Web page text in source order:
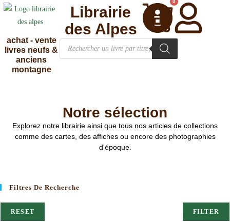
achat - vente
livres neufs &
anciens
montagne
0
Librairie
des Alpes
Notre sélection
Explorez notre librairie ainsi que tous nos articles de collections
comme des cartes, des affiches ou encore des photographies
d'époque.
Filtres De Recherche
RESET FILTER